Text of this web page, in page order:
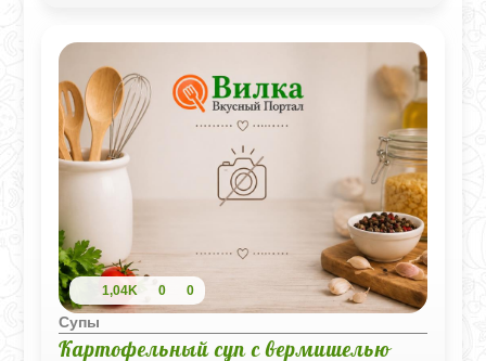
кажется приветом из старых кулинарных
книг, где ценилась основательность и
сытность. Отличный вариант, чтобы
разнообразить домашнее меню чем-то
оригинальным, не уходя в экзотику.
1,04K 0 0
Супы
Картофельный суп с вермишелью